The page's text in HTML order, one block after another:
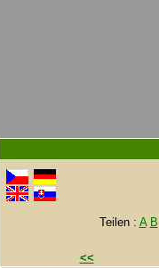
Teilen : A B
<<